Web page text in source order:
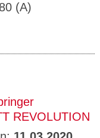
(A)
REVOLUTION